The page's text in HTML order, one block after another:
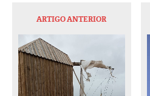
ARTIGO ANTERIOR